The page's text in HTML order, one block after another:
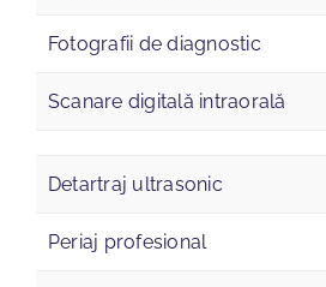
Fotografii de diagnostic
Scanare digitală intraorală
Detartraj ultrasonic
Periaj profesional